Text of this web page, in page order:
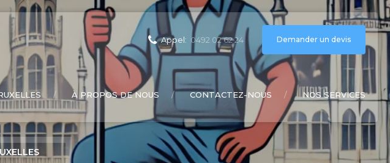
Appel: 0492 02 62 24 Demander un devis
À PROPOS DE NOUS CONTACTEZ-NOUS NOS SERVICES